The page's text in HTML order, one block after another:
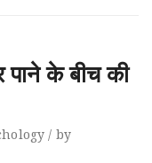
के बीच की
/ by